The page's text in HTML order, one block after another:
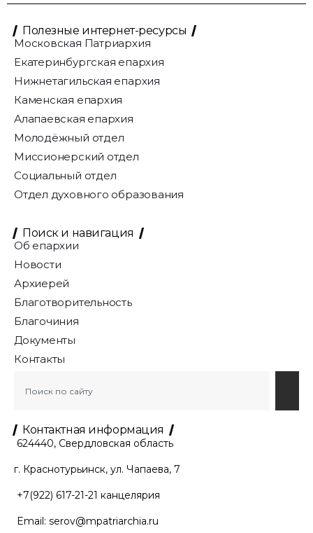
Полезные интернет-ресурсы
Московская Патриархия
Екатеринбургская епархия
Нижнетагильская епархия
Каменская епархия
Алапаевская епархия
Молодёжный отдел
Миссионерский отдел
Социальный отдел
Отдел духовного образования
Поиск и навигация
Об епархии
Новости
Архиерей
Благотворительность
Благочиния
Документы
Контакты
Контактная информация
624440, Свердловская область
г. Краснотурьинск, ул. Чапаева, 7
+7(922) 617-21-21 канцелярия
Email: serov@mpatriarchia.ru